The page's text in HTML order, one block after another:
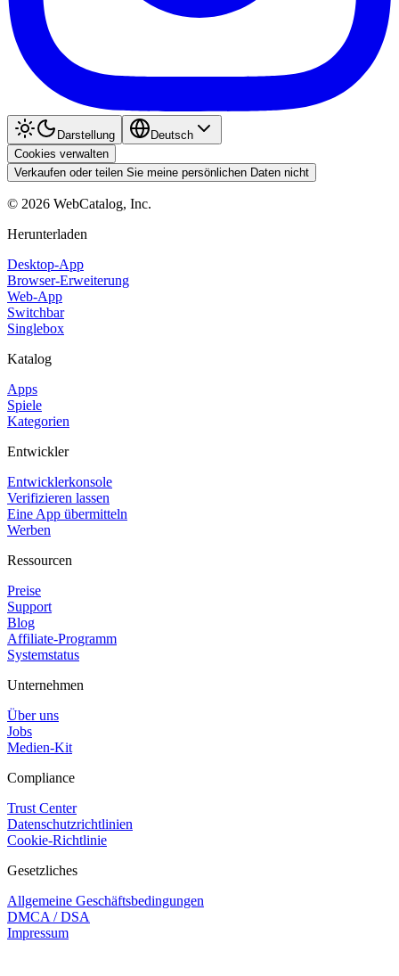
Darstellung
Deutsch
Cookies verwalten
Verkaufen oder teilen Sie meine persönlichen Daten nicht
© 2026 WebCatalog, Inc.
Herunterladen
Desktop-App
Browser-Erweiterung
Web-App
Switchbar
Singlebox
Katalog
Apps
Spiele
Kategorien
Entwickler
Entwicklerkonsole
Verifizieren lassen
Eine App übermitteln
Werben
Ressourcen
Preise
Support
Blog
Affiliate-Programm
Systemstatus
Unternehmen
Über uns
Jobs
Medien-Kit
Compliance
Trust Center
Datenschutzrichtlinien
Cookie-Richtlinie
Gesetzliches
Allgemeine Geschäftsbedingungen
DMCA / DSA
Impressum